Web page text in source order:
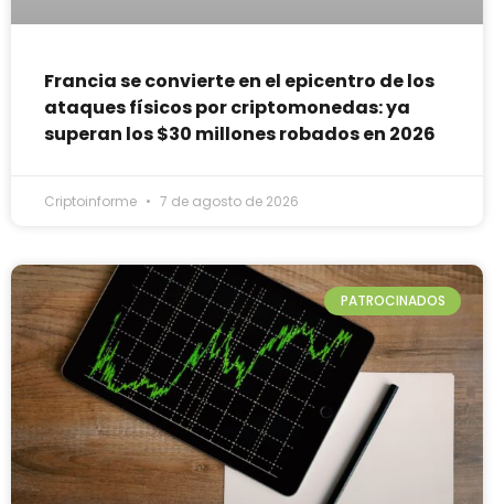
Francia se convierte en el epicentro de los
ataques físicos por criptomonedas: ya
superan los $30 millones robados en 2026
Criptoinforme 7 de agosto de 2026
PATROCINADOS